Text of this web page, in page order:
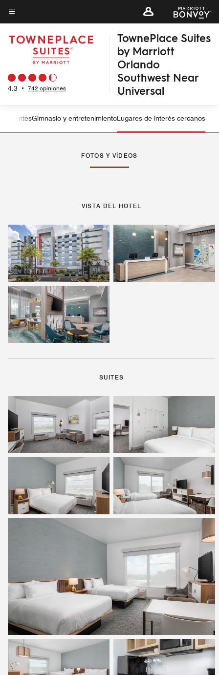
Skip
to
main
content
Texto del menú
4.3 • 742 opiniones
TownePlace Suites
by Marriott
Orlando
Southwest Near
Universal
Flecha izquierda
Gimnasio y entretenimientoLugares de interés cercanos
FOTOS Y VÍDEOS
VISTA DEL HOTEL
SUITES